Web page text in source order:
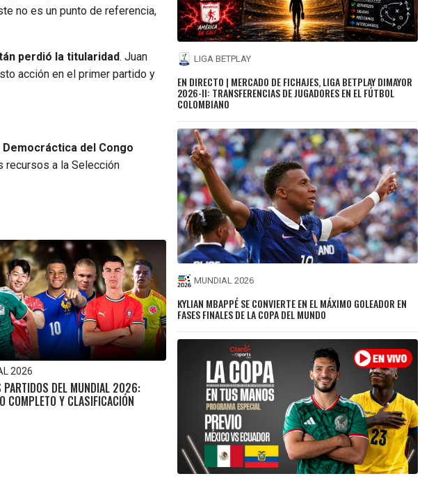
no es un punto de referencia,
perdió la titularidad. Juan
acción en el primer partido y
Democráctica del Congo
recursos a la Selección
2026
PARTIDOS DEL MUNDIAL 2026:
COMPLETO Y CLASIFICACIÓN
LIGA BETPLAY
EN DIRECTO | MERCADO DE FICHAJES, LIGA BETPLAY DIMAYOR
2026-II: TRANSFERENCIAS DE JUGADORES EN EL FÚTBOL
COLOMBIANO
MUNDIAL 2026
KYLIAN MBAPPÉ SE CONVIERTE EN EL MÁXIMO GOLEADOR EN
FASES FINALES DE LA COPA DEL MUNDO